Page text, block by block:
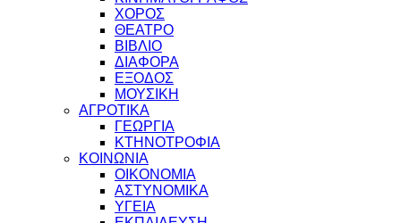
ΧΟΡΟΣ
ΘΕΑΤΡΟ
ΒΙΒΛΙΟ
ΔΙΑΦΟΡΑ
ΕΞΟΔΟΣ
ΜΟΥΣΙΚΗ
ΑΓΡΟΤΙΚΑ
ΓΕΩΡΓΙΑ
ΚΤΗΝΟΤΡΟΦΙΑ
ΚΟΙΝΩΝΙΑ
ΟΙΚΟΝΟΜΙΑ
ΑΣΤΥΝΟΜΙΚΑ
ΥΓΕΙΑ